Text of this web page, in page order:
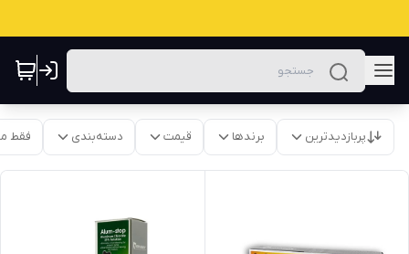
پربازدیدترین برندها قیمت دسته‌بندی فقط